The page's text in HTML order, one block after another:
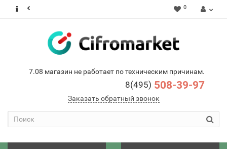
0
7.08 магазин не работает по техническим причинам.
8(495) 508-39-97
Заказать обратный звонок